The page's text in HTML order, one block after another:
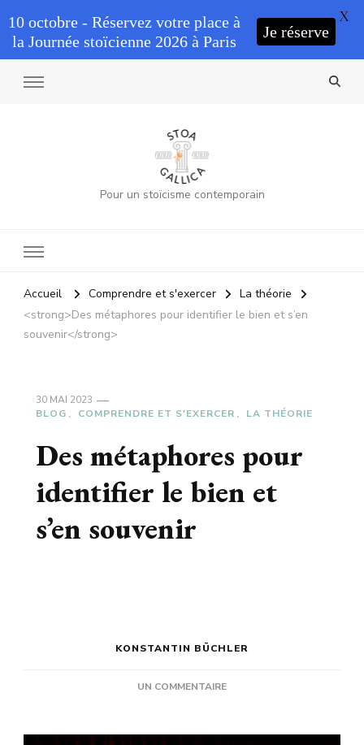
Pour un stoïcisme contemporain
Accueil Comprendre et s'exercer
La théorie
<strong>Des métaphores pour identifier le bien et s’en
souvenir</strong>
30 MAI 2023
BLOG
COMPRENDRE ET S'EXERCER LA THÉORIE
Des métaphores pour
identifier le bien et
s’en souvenir
KONSTANTIN BÜCHLER
UN COMMENTAIRESUR
POUR
10 octobre - Réservez votre place à
la Journée stoïcienne 2026 à Paris
Je réserve
X